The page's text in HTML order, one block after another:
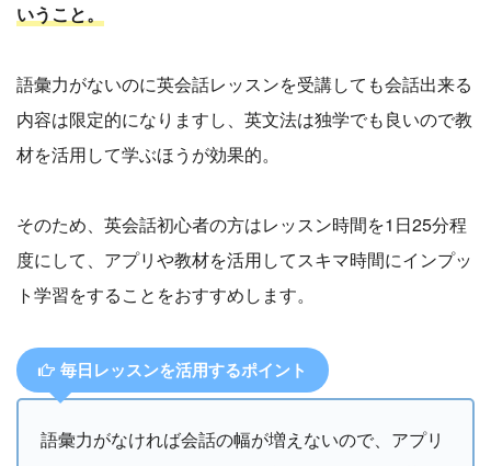
いうこと。
語彙力がないのに英会話レッスンを受講しても会話出来る
内容は限定的になりますし、英文法は独学でも良いので教
材を活用して学ぶほうが効果的。
そのため、英会話初心者の方はレッスン時間を1日25分程
度にして、アプリや教材を活用してスキマ時間にインプッ
ト学習をすることをおすすめします。
毎日レッスンを活用するポイント
語彙力がなければ会話の幅が増えないので、アプリ